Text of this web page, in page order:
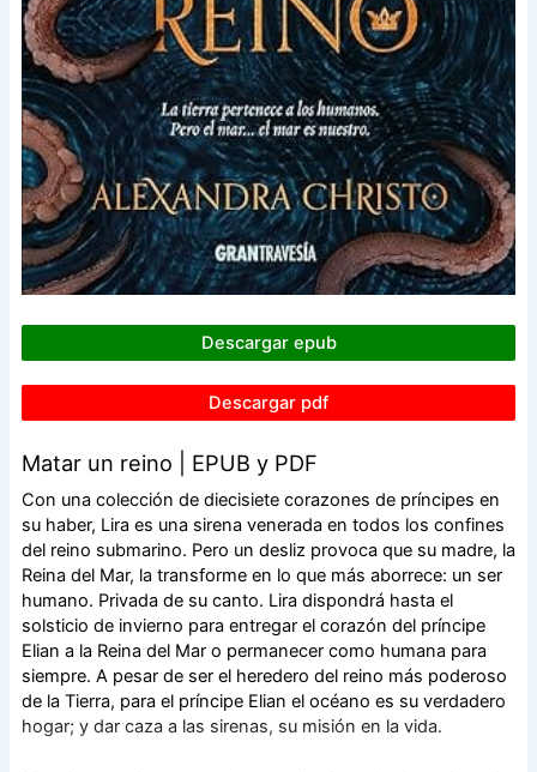
Descargar epub
Descargar pdf
Matar un reino | EPUB y PDF
Con una colección de diecisiete corazones de príncipes en
su haber, Lira es una sirena venerada en todos los confines
del reino submarino. Pero un desliz provoca que su madre, la
Reina del Mar, la transforme en lo que más aborrece: un ser
humano. Privada de su canto. Lira dispondrá hasta el
solsticio de invierno para entregar el corazón del príncipe
Elian a la Reina del Mar o permanecer como humana para
siempre. A pesar de ser el heredero del reino más poderoso
de la Tierra, para el príncipe Elian el océano es su verdadero
hogar; y dar caza a las sirenas, su misión en la vida.